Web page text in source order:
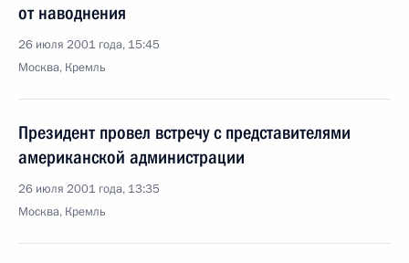
от наводнения
26 июля 2001 года, 15:45
Москва, Кремль
Президент провел встречу с представителями
американской администрации
26 июля 2001 года, 13:35
Москва, Кремль